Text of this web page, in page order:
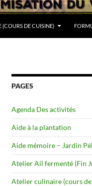
(COURS DE CUISINE)
PAGES
Agenda Des activités
Aide à la plantation
Aide mémoire – Jardin
Atelier Ail fermenté (Fin
Atelier culinaire (cours